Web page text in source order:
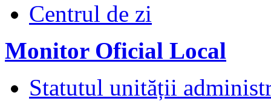
Centrul de zi
Monitor Oficial Local
Statutul unității